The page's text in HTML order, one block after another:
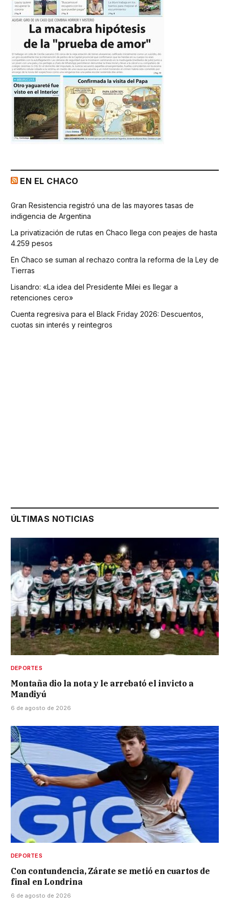
EN EL CHACO
Gran Resistencia registró una de las mayores tasas de
indigencia de Argentina
La privatización de rutas en Chaco llega con peajes de hasta
4.259 pesos
En Chaco se suman al rechazo contra la reforma de la Ley de
Tierras
Lisandro: «La idea del Presidente Milei es llegar a
retenciones cero»
Cuenta regresiva para el Black Friday 2026: Descuentos,
cuotas sin interés y reintegros
ÚLTIMAS NOTICIAS
DEPORTES
Montaña dio la nota y le arrebató el invicto a
Mandiyú
6 de agosto de 2026
DEPORTES
Con contundencia, Zárate se metió en cuartos de
final en Londrina
6 de agosto de 2026